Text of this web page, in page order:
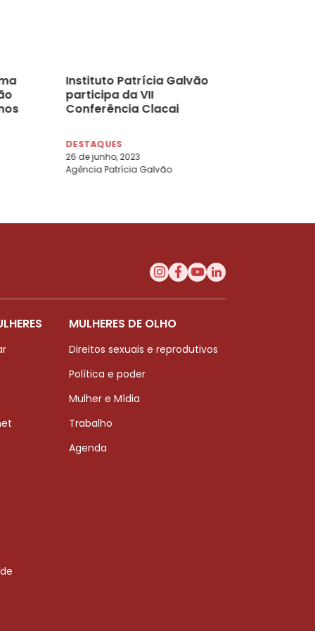
Instituto Patrícia Galvão
participa da VII
Conferência Clacai
DESTAQUES
26 de junho, 2023
Agência Patrícia Galvão
MULHERES DE OLHO
Direitos sexuais e reprodutivos
Política e poder
Mulher e Mídia
Trabalho
Agenda